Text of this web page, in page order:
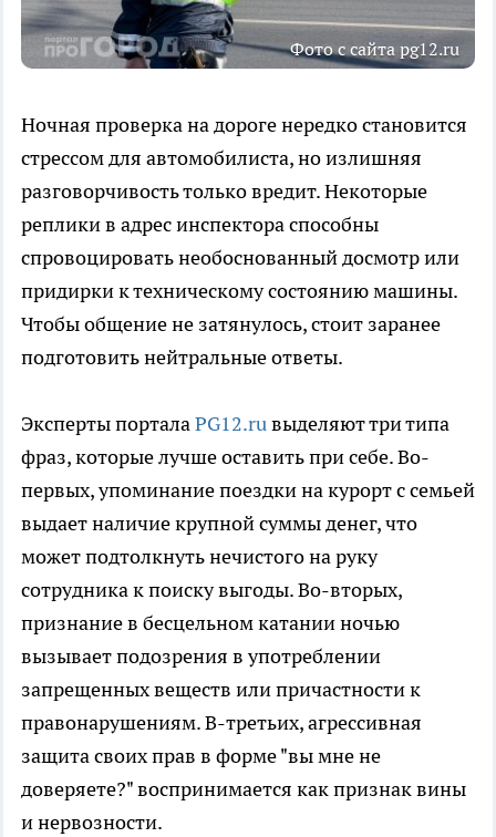
Фото с сайта pg12.ru
Ночная проверка на дороге нередко становится
стрессом для автомобилиста, но излишняя
разговорчивость только вредит. Некоторые
реплики в адрес инспектора способны
спровоцировать необоснованный досмотр или
придирки к техническому состоянию машины.
Чтобы общение не затянулось, стоит заранее
подготовить нейтральные ответы.
Эксперты порталаPG12.ruвыделяют три типа
фраз, которые лучше оставить при себе. Во-
первых, упоминание поездки на курорт с семьей
выдает наличие крупной суммы денег, что
может подтолкнуть нечистого на руку
сотрудника к поиску выгоды. Во-вторых,
признание в бесцельном катании ночью
вызывает подозрения в употреблении
запрещенных веществ или причастности к
правонарушениям. В-третьих, агрессивная
защита своих прав в форме "вы мне не
доверяете?" воспринимается как признак вины
и нервозности.